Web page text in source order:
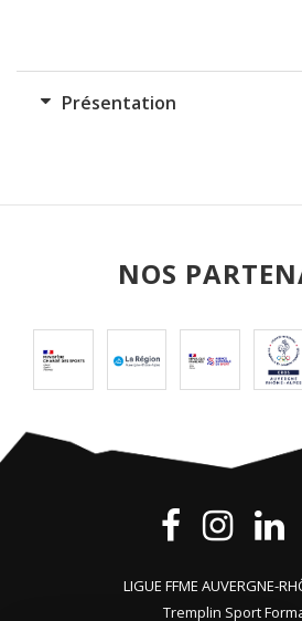
Présentation
NOS
LIGUE FFME AUVERGNE-
Tremplin Sport